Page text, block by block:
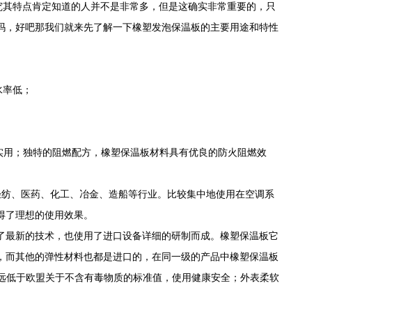
点肯定知道的人并不是非常多，但是这确实非常重要的，只
好吧那我们就来先了解一下橡塑发泡保温板的主要用途和特性
低；
独特的阻燃配方，橡塑保温板材料具有优良的防火阻燃效
、医药、化工、冶金、造船等行业。比较集中地使用在空调系
理想的使用效果。
新的技术，也使用了进口设备详细的研制而成。橡塑保温板它
其他的弹性材料也都是进口的，在同一级的产品中橡塑保温板
于欧盟关于不含有毒物质的标准值，使用健康安全；外表柔软